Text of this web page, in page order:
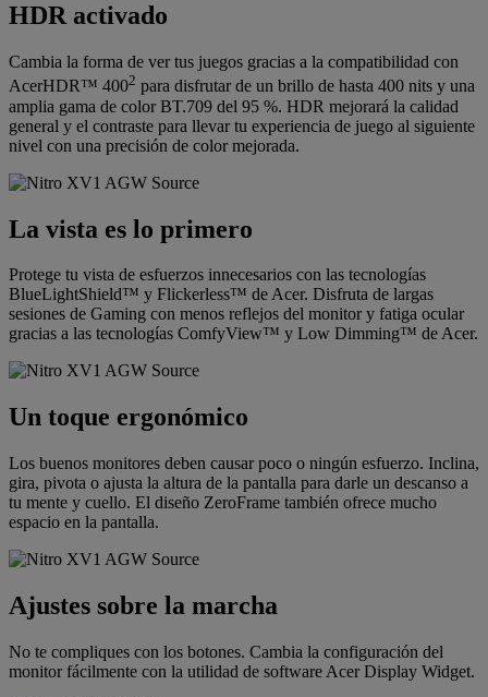
HDR activado
Cambia la forma de ver tus juegos gracias a la compatibilidad con
AcerHDR™ 4002 para disfrutar de un brillo de hasta 400 nits y una
amplia gama de color BT.709 del 95 %. HDR mejorará la calidad
general y el contraste para llevar tu experiencia de juego al siguiente
nivel con una precisión de color mejorada.
La vista es lo primero
Protege tu vista de esfuerzos innecesarios con las tecnologías
BlueLightShield™ y Flickerless™ de Acer. Disfruta de largas
sesiones de Gaming con menos reflejos del monitor y fatiga ocular
gracias a las tecnologías ComfyView™ y Low Dimming™ de Acer.
Un toque ergonómico
Los buenos monitores deben causar poco o ningún esfuerzo. Inclina,
gira, pivota o ajusta la altura de la pantalla para darle un descanso a
tu mente y cuello. El diseño ZeroFrame también ofrece mucho
espacio en la pantalla.
Ajustes sobre la marcha
No te compliques con los botones. Cambia la configuración del
monitor fácilmente con la utilidad de software Acer Display Widget.